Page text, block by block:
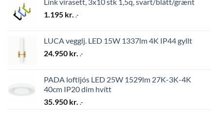
1.195 kr. .-
LUCA vegglj. LED 15W 1337lm 4K IP44 gyllt
24.950 kr. .-
PADA loftljós LED 25W 1529lm 27K-3K-4K
40cm IP20 dim hvítt
35.950 kr. .-